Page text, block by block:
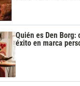
Quién es Den Borg:
éxito en marca